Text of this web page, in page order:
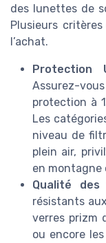
des lunettes de
Plusieurs
l’achat.
Protection
Assurez-
protection à
Les
niveau de
plein air,
en montagne
Qualité des
résistants
verres prizm
ou encore